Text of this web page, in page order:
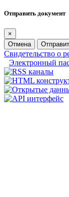
Отправить документ
×
Отмена
Свидетельство
Электронный